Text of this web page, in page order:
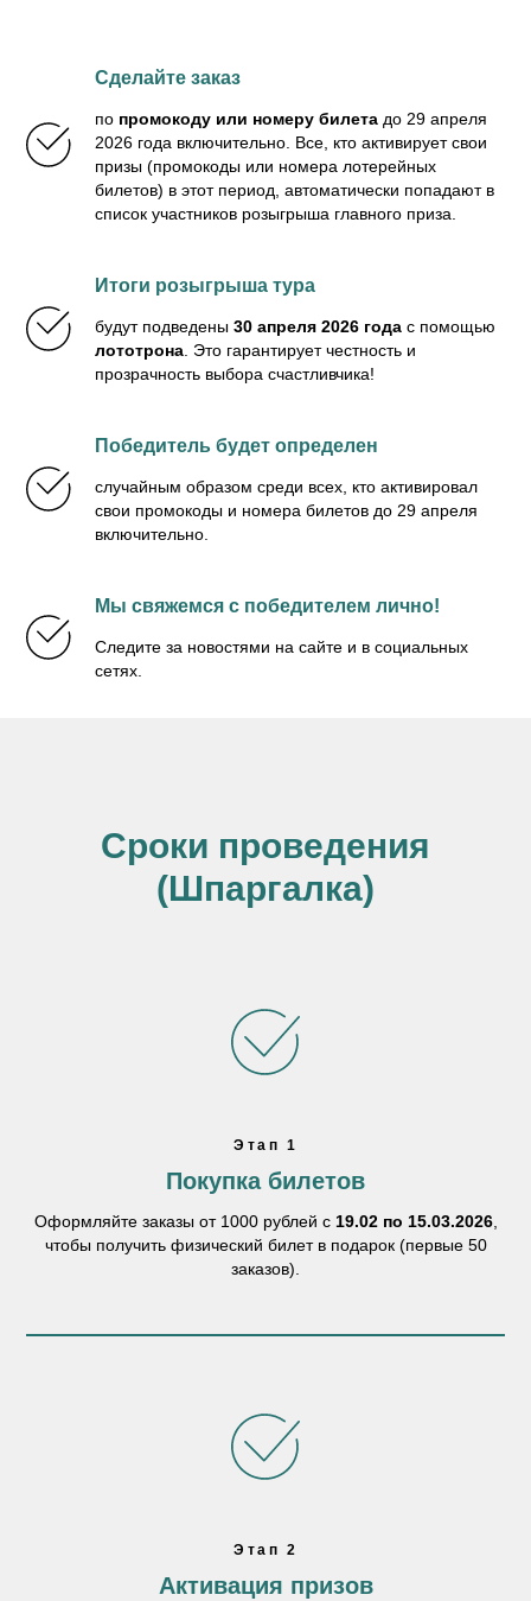
Сделайте заказ
по промокоду или номеру билета до 29 апреля
2026 года включительно. Все, кто активирует свои
призы (промокоды или номера лотерейных
билетов) в этот период, автоматически попадают в
список участников розыгрыша главного приза.
Итоги розыгрыша тура
будут подведены 30 апреля 2026 года с помощью
лототрона. Это гарантирует честность и
прозрачность выбора счастливчика!
Победитель будет определен
случайным образом среди всех, кто активировал
свои промокоды и номера билетов до 29 апреля
включительно.
Мы свяжемся с победителем лично!
Следите за новостями на сайте и в социальных
сетях.
Сроки проведения
(Шпаргалка)
Этап 1
Покупка билетов
Оформляйте заказы от 1000 рублей с 19.02 по 15.03.2026,
чтобы получить физический билет в подарок (первые 50
заказов).
Этап 2
Активация призов